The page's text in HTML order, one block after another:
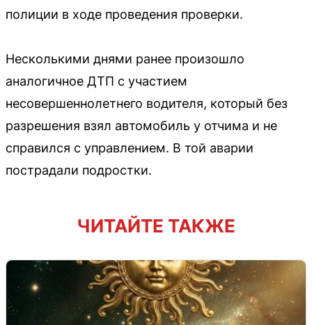
полиции в ходе проведения проверки.
Несколькими днями ранее произошло
аналогичное ДТП с участием
несовершеннолетнего водителя, который без
разрешения взял автомобиль у отчима и не
справился с управлением. В той аварии
пострадали подростки.
ЧИТАЙТЕ ТАКЖЕ